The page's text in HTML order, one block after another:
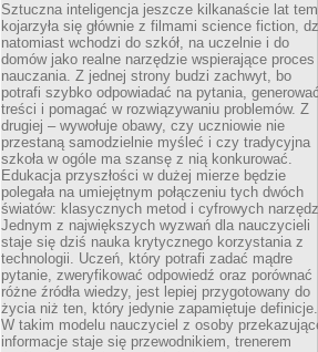
Sztuczna inteligencja jeszcze kilkanaście lat
kojarzyła się głównie z filmami science fiction,
natomiast wchodzi do szkół, na uczelnie i do
domów jako realne narzędzie wspierające proces
nauczania. Z jednej strony budzi zachwyt, bo
potrafi szybko odpowiadać na pytania, generować
treści i pomagać w rozwiązywaniu problemów. Z
drugiej – wywołuje obawy, czy uczniowie nie
przestaną samodzielnie myśleć i czy tradycyjna
szkoła w ogóle ma szansę z nią konkurować.
Edukacja przyszłości w dużej mierze będzie
polegała na umiejętnym połączeniu tych dwóch
światów: klasycznych metod i cyfrowych
Jednym z największych wyzwań dla nauczycieli
staje się dziś nauka krytycznego korzystania z
technologii. Uczeń, który potrafi zadać mądre
pytanie, zweryfikować odpowiedź oraz porównać
różne źródła wiedzy, jest lepiej przygotowany do
życia niż ten, który jedynie zapamiętuje definicje.
W takim modelu nauczyciel z osoby
informacje staje się przewodnikiem, trenerem